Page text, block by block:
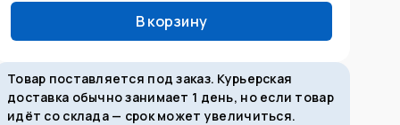
В корзину
Товар поставляется под заказ. Курьерская
доставка обычно занимает 1 день, но если товар
идёт со склада — срок может увеличиться.